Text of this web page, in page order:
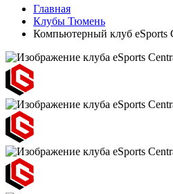
Главная
Клубы Тюмень
Компьютерный клуб eSports